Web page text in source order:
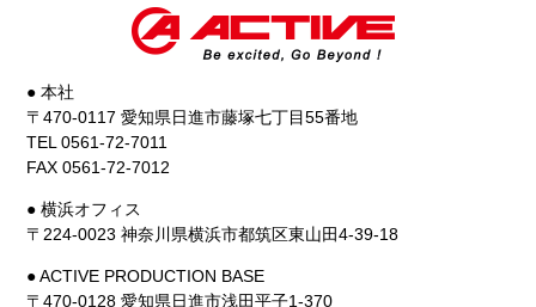
● 本社
〒470-0117 愛知県日進市藤塚七丁目55番地
TEL 0561-72-7011
FAX 0561-72-7012
● 横浜オフィス
〒224-0023 神奈川県横浜市都筑区東山田4-39-18
● ACTIVE PRODUCTION BASE
〒470-0128 愛知県日進市浅田平子1-370